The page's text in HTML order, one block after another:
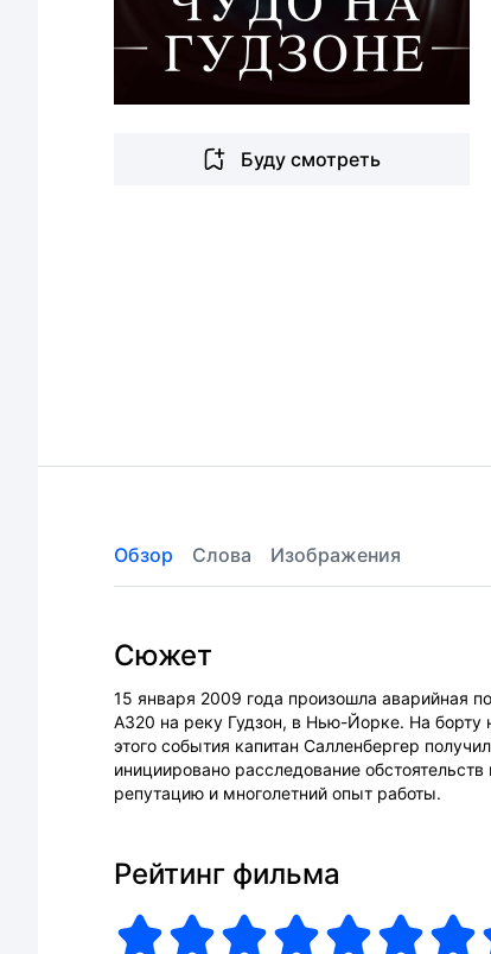
Буду смотреть
Обзор Слова Изображения
Сюжет
15 января 2009 года произошла аварийная
A320 на реку Гудзон, в Нью-Йорке. На борту
этого события капитан Салленбергер
инициировано расследование
репутацию и многолетний опыт работы.
Рейтинг фильма